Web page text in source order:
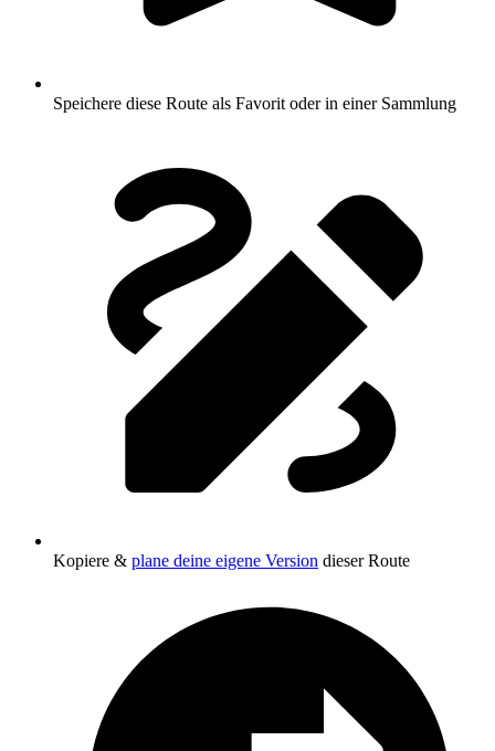
Speichere diese Route als Favorit oder in einer Sammlung
Kopiere & plane deine eigene Version dieser Route